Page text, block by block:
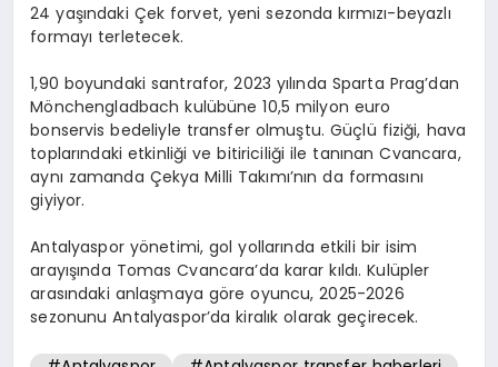
24 yaşındaki Çek forvet, yeni sezonda kırmızı-beyazlı
formayı terletecek.
1,90 boyundaki santrafor, 2023 yılında Sparta Prag’dan
Mönchengladbach kulübüne 10,5 milyon euro
bonservis bedeliyle transfer olmuştu. Güçlü fiziği, hava
toplarındaki etkinliği ve bitiriciliği ile tanınan Cvancara,
aynı zamanda Çekya Milli Takımı’nın da formasını
giyiyor.
Antalyaspor yönetimi, gol yollarında etkili bir isim
arayışında Tomas Cvancara’da karar kıldı. Kulüpler
arasındaki anlaşmaya göre oyuncu, 2025-2026
sezonunu Antalyaspor’da kiralık olarak geçirecek.